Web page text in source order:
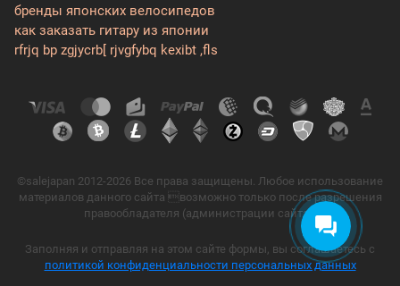
бренды японских велосипедов
как заказать гитару из японии
rfrjq bp zgjycrb[ rjvgfybq kexibt ,fls
©salejapan 2012-2026 Все права защищены. Любое использование
материалов данного сайта возможно только после разрешения
правообладателя (администрации сайта).
Заполняя и отправляя на этом сайте формы, вы соглашаетесь с
политикой конфиденциальности персональных данных